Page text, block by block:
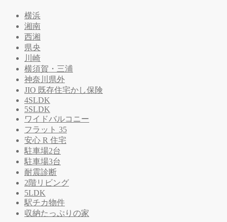
横浜
湘南
西湘
県央
川崎
横須賀・三浦
神奈川県外
JIO 既存住宅かし保険
4SLDK
5SLDK
ワイドバルコニー
フラット 35
安心 R 住宅
駐車場2台
駐車場3台
耐震診断
2階リビング
5LDK
駅チカ物件
収納たっぷりの家